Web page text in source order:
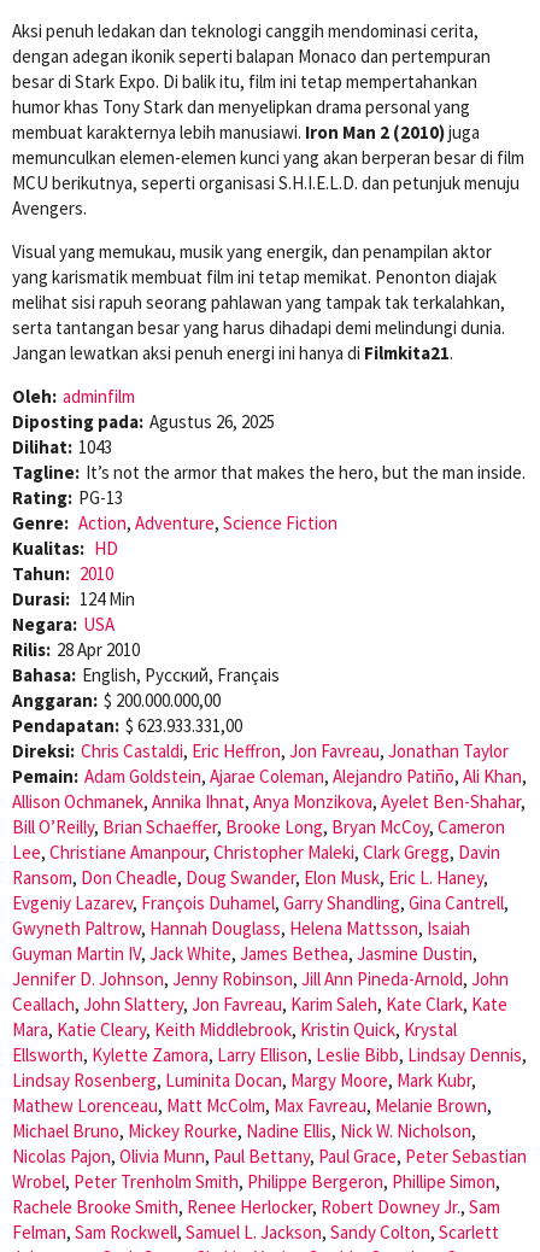
Aksi penuh ledakan dan teknologi canggih mendominasi cerita,
dengan adegan ikonik seperti balapan Monaco dan pertempuran
besar di Stark Expo. Di balik itu, film ini tetap mempertahankan
humor khas Tony Stark dan menyelipkan drama personal yang
membuat karakternya lebih manusiawi. Iron Man 2 (2010)juga
memunculkan elemen-elemen kunci yang akan berperan besar di film
MCU berikutnya, seperti organisasi S.H.I.E.L.D. dan petunjuk menuju
Avengers.
Visual yang memukau, musik yang energik, dan penampilan aktor
yang karismatik membuat film ini tetap memikat. Penonton diajak
melihat sisi rapuh seorang pahlawan yang tampak tak terkalahkan,
serta tantangan besar yang harus dihadapi demi melindungi dunia.
Jangan lewatkan aksi penuh energi ini hanya di Filmkita21.
Oleh: adminfilm
Diposting pada: Agustus 26, 2025
Dilihat: 1043
Tagline: It’s not the armor that makes the hero, but the man inside.
Rating: PG-13
Genre: Action, Adventure, Science Fiction
Kualitas: HD
Tahun: 2010
Durasi: 124 Min
Negara: USA
Rilis: 28 Apr 2010
Bahasa: English, Pусский, Français
Anggaran: $ 200.000.000,00
Pendapatan: $ 623.933.331,00
Direksi: Chris Castaldi, Eric Heffron, Jon Favreau, Jonathan Taylor
Pemain: Adam Goldstein, Ajarae Coleman, Alejandro Patiño, Ali Khan,
Allison Ochmanek, Annika Ihnat, Anya Monzikova, Ayelet Ben-Shahar,
Bill O’Reilly, Brian Schaeffer, Brooke Long, Bryan McCoy, Cameron
Lee, Christiane Amanpour, Christopher Maleki, Clark Gregg, Davin
Ransom, Don Cheadle, Doug Swander, Elon Musk, Eric L. Haney,
Evgeniy Lazarev, François Duhamel, Garry Shandling, Gina Cantrell,
Gwyneth Paltrow, Hannah Douglass, Helena Mattsson, Isaiah
Guyman Martin IV, Jack White, James Bethea, Jasmine Dustin,
Jennifer D. Johnson, Jenny Robinson, Jill Ann Pineda-Arnold, John
Ceallach, John Slattery, Jon Favreau, Karim Saleh, Kate Clark, Kate
Mara, Katie Cleary, Keith Middlebrook, Kristin Quick, Krystal
Ellsworth, Kylette Zamora, Larry Ellison, Leslie Bibb, Lindsay Dennis,
Lindsay Rosenberg, Luminita Docan, Margy Moore, Mark Kubr,
Mathew Lorenceau, Matt McColm, Max Favreau, Melanie Brown,
Michael Bruno, Mickey Rourke, Nadine Ellis, Nick W. Nicholson,
Nicolas Pajon, Olivia Munn, Paul Bettany, Paul Grace, Peter Sebastian
Wrobel, Peter Trenholm Smith, Philippe Bergeron, Phillipe Simon,
Rachele Brooke Smith, Renee Herlocker, Robert Downey Jr., Sam
Felman, Sam Rockwell, Samuel L. Jackson, Sandy Colton, Scarlett